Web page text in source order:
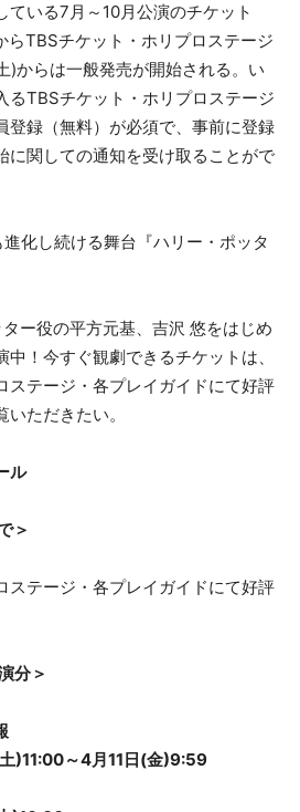
ている7月～10月公演のチケット
らTBSチケット・ホリプロステージ
)からは一般発売が開始される。い
るTBSチケット・ホリプロステージ
登録（無料）が必須で、事前に登録
に関しての通知を受け取ることがで
化し続ける舞台『ハリー・ポッタ
ー役の平方元基、吉沢 悠をはじめ
！今すぐ観劇できるチケットは、
ステージ・各プレイガイドにて好評
ただきたい。
ル
＞
ステージ・各プレイガイドにて好評
分＞
)11:00～4月11日(金)9:59